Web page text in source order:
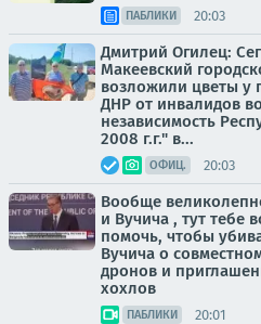
ПАБЛИКИ 20:03
Дмитрий Огилец:
Макеевский
возложили цветы у
ДНР от инвалидов
независимость
2008 г.г." в...
ОФИЦ. 20:03
Вообще
и Вучича , тут тебе
помочь, чтобы
Вучича о
дронов и
хохлов
ПАБЛИКИ 20:01